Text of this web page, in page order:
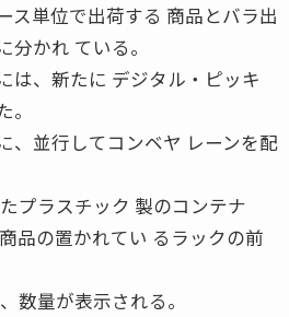
ス単位で出荷する 商品とバラ出
かれ ている。
は、新たに デジタル・ピッキ
、並行してコンベヤ レーンを配
プラスチック 製のコンテナ
品の置かれてい るラックの前
数量が表示される。